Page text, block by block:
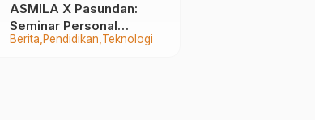
Berita Pendidikan Teknologi
ASMILA X Pasundan:
Seminar Personal
Branding dan Kreativitas